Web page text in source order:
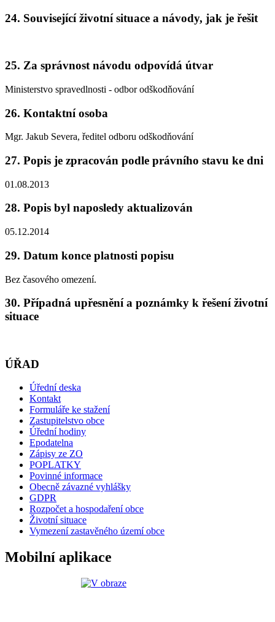
24. Související životní situace a návody, jak je řešit
25. Za správnost návodu odpovídá útvar
Ministerstvo spravedlnosti - odbor odškodňování
26. Kontaktní osoba
Mgr. Jakub Severa, ředitel odboru odškodňování
27. Popis je zpracován podle právního stavu ke dni
01.08.2013
28. Popis byl naposledy aktualizován
05.12.2014
29. Datum konce platnosti popisu
Bez časového omezení.
30. Případná upřesnění a poznámky k řešení životní
situace
ÚŘAD
Úřední deska
Kontakt
Formuláře ke stažení
Zastupitelstvo obce
Úřední hodiny
Epodatelna
Zápisy ze ZO
POPLATKY
Povinné informace
Obecně závazné vyhlášky
GDPR
Rozpočet a hospodaření obce
Životní situace
Vymezení zastavěného území obce
Mobilní aplikace